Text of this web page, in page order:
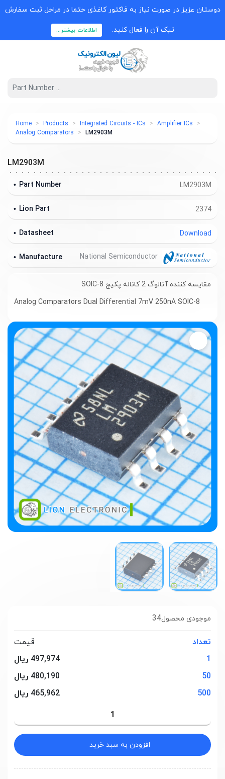
دوستان عزیز در صورت نیاز به فاکتور کاغذی حتما در مراحل ثبت سفارش
تیک آن را فعال کنید. اطلاعات بیشتر...
Home Products Integrated Circuits - ICs
Amplifier ICs
Analog Comparators
LM2903M
34موجودی محصول
تعداد
قیمت
1
497,974 ریال
50
480,190 ریال
500
465,962 ریال
افزودن به سبد خرید
LM2903M
LM2903M
Part Number
2374
Lion Part
Download
Datasheet
National Semiconductor
Manufacture
مقایسه کننده آنالوگ 2 کاناله پکیج SOIC-8
Analog Comparators Dual Differential 7mV 250nA SOIC-8